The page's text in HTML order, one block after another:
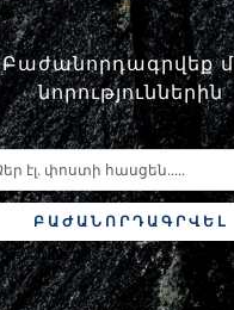
Բաժանորդագրվեք
նորություններին
ԲԱԺԱՆՈՐԴԱԳՐՎԵԼ